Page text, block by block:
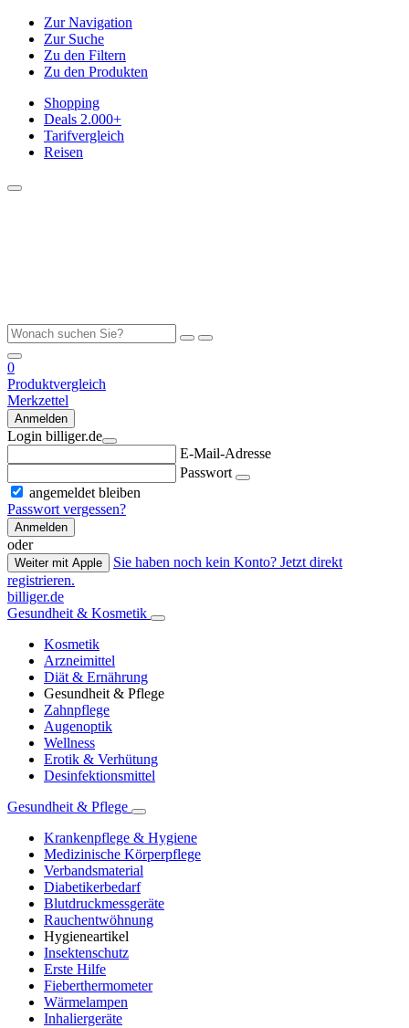
Zur Navigation
Zur Suche
Zu den Filtern
Zu den Produkten
Shopping
Deals 2.000+
Tarifvergleich
Reisen
0
Produktvergleich
Merkzettel
Anmelden
Login billiger.de
E-Mail-Adresse
Passwort
angemeldet bleiben
Passwort vergessen?
Anmelden
oder
Weiter mit Apple
Sie haben noch kein Konto? Jetzt direkt
registrieren.
billiger.de
Gesundheit & Kosmetik
Kosmetik
Arzneimittel
Diät & Ernährung
Gesundheit & Pflege
Zahnpflege
Augenoptik
Wellness
Erotik & Verhütung
Desinfektionsmittel
Gesundheit & Pflege
Krankenpflege & Hygiene
Medizinische Körperpflege
Verbandsmaterial
Diabetikerbedarf
Blutdruckmessgeräte
Rauchentwöhnung
Hygieneartikel
Insektenschutz
Erste Hilfe
Fieberthermometer
Wärmelampen
Inhaliergeräte